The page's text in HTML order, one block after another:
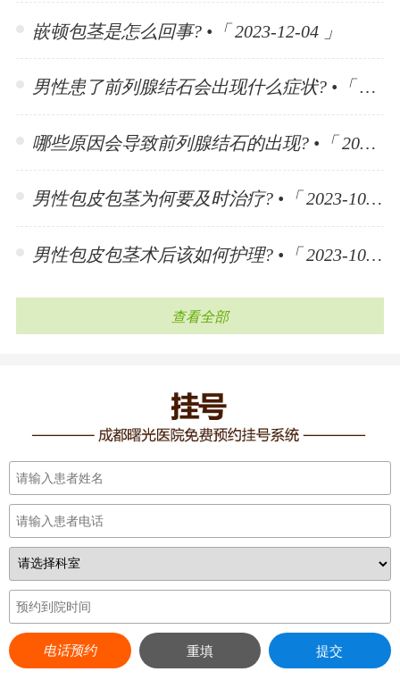
嵌顿包茎是怎么回事? •「 2023-12-04 」
男性患了前列腺结石会出现什么症状? •「 2023-11-10 」
哪些原因会导致前列腺结石的出现? •「 2023-11-10 」
男性包皮包茎为何要及时治疗? •「 2023-10-30 」
男性包皮包茎术后该如何护理? •「 2023-10-30 」
查看全部
电话预约 重填 提交